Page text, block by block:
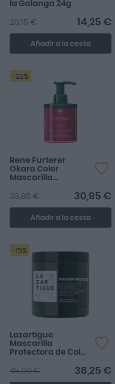
la Galanga 24g
14,25 €
20,15 €
Añadir a la cesta
-22%
Rene Furterer
Okara Color
Mascarilla
Color 200ml
30,95 €
39,85 €
Añadir a la cesta
-15%
Lazartigue
Mascarilla
Protectora de Color
38,25 €
45,00 €